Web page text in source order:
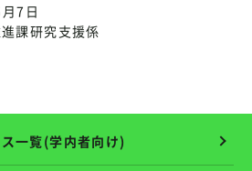
7日
課研究支援係
一覧(学内者向け)